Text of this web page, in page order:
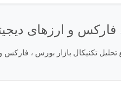
فارکس و ارزهای
تکنیکال بازار بورس ، فارکس